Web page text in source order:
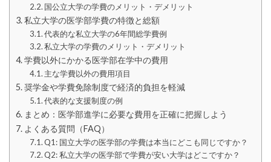
国公立大学の学費のメリット・デメリット
私立大学の医学部学費の特徴と総額
代表的な私立大学の6年間総学費例
私立大学の学費のメリット・デメリット
学費以外にかかる医学部在学中の費用
主な学費以外の費用項目
奨学金や学費免除制度で経済的負担を軽減
代表的な支援制度の例
まとめ：医学部進学に必要な費用を正確に把握しよう
よくある質問（FAQ）
Q1: 国立大学の医学部の学費は本当にどこも同じですか？
Q2: 私立大学の医学部で学費が安い大学はどこですか？